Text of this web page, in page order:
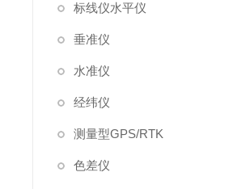
标线仪水平仪
垂准仪
水准仪
经纬仪
测量型GPS/RTK
色差仪